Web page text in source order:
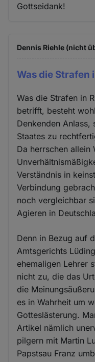
Gottseidank!
Dennis Riehle (nicht
Was die Strafen
Was die Strafen in
betrifft, besteht
Denkenden Anlass,
Staates zu
Da herrschen allein
Verständnis in
Verbindung
noch vergleichbar
Agieren in
Denn in Bezug auf
Amtsgerichts
ehemaligen Lehrer
nicht zu, die das
die
es in Wahrheit um
Gotteslästerung.
Artikel nämlich
pilgern mit Martin
Papstsau Franz